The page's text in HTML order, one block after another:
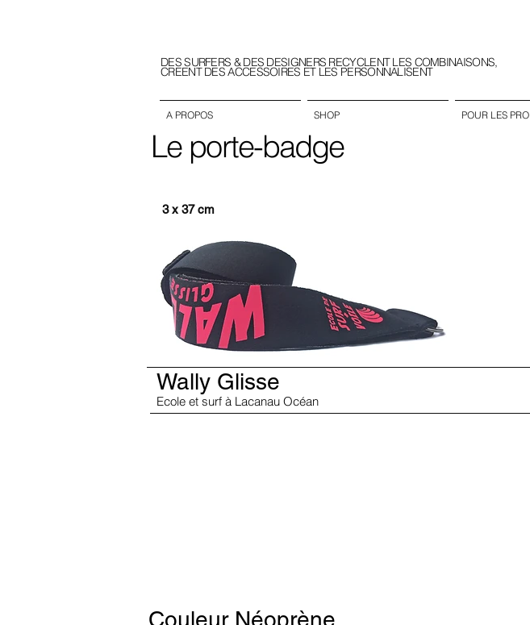
DES SURFERS & DES DESIGNERS RECYCLENT LES COMBINAISONS,
CREENT DES ACCESSOIRES ET LES PERSONNALISENT
A PROPOS SHOP POUR LES PRO
3 x 37 cm
Wally Glisse
Ecole et surf à Lacanau Océan
Le porte-badge
Couleur Néoprène